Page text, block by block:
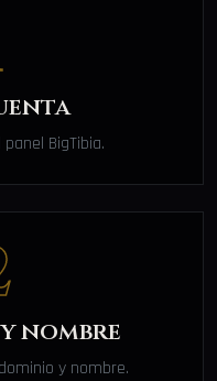
BigTibia.
nombre
y nombre.